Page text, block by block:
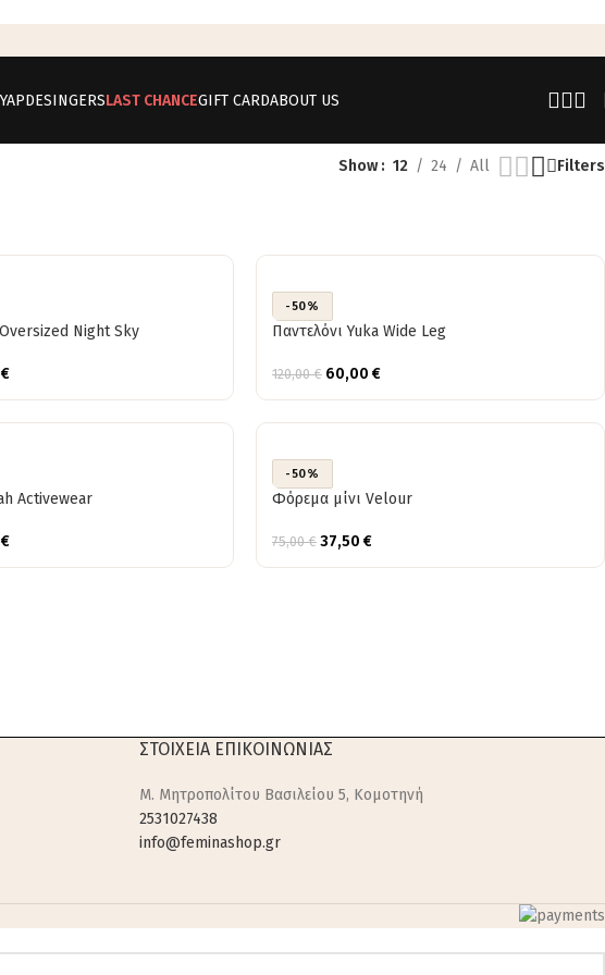
DESINGERSLAST CHANCEGIFT CARDABOUT US
Show 12 24 All Filters
Night Sky
€
-50%
Παντελόνι Yuka Wide Leg
120,00€ 60,00 €
Activewear
€
-50%
Φόρεμα μίνι Velour
75,00€ 37,50 €
ΣΤΟΙΧΕΙΑ ΕΠΙΚΟΙΝΩΝΙΑΣ
M. Μητροπολίτου Βασιλείου 5, Κομοτηνή
2531027438
info@feminashop.gr